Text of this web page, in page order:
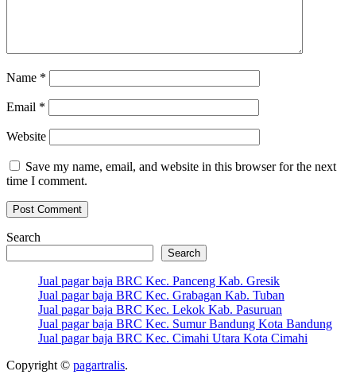
Name *
Email *
Website
Save my name, email, and website in this browser for the next
time I comment.
Search
Search
Jual pagar baja BRC Kec. Panceng Kab. Gresik
Jual pagar baja BRC Kec. Grabagan Kab. Tuban
Jual pagar baja BRC Kec. Lekok Kab. Pasuruan
Jual pagar baja BRC Kec. Sumur Bandung Kota Bandung
Jual pagar baja BRC Kec. Cimahi Utara Kota Cimahi
Copyright © pagartralis.